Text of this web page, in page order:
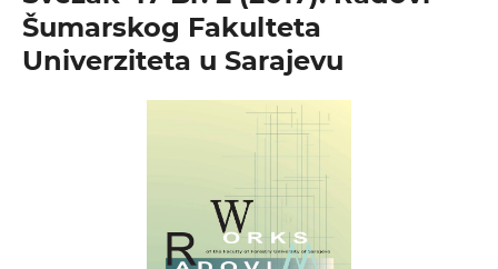
Šumarskog Fakulteta
Univerziteta u Sarajevu